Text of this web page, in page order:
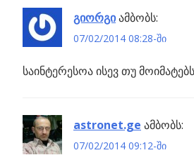
ნავიგაცია
გიორგიამბობს:
07/02/2014 08:28-ში
საინტერესოა ისევ თუ
astronet.ge ამბობს:
07/02/2014 09:12-ში